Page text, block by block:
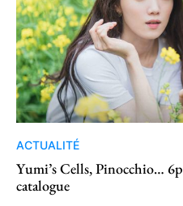
ACTUALITÉ
Yumi’s Cells, Pinocchio…
catalogue